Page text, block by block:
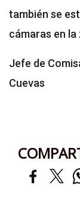
también se
cámaras en la
Jefe de
Cuevas